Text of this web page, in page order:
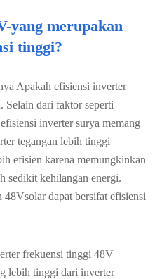
yang merupakan
tinggi?
Apakah efisiensi inverter
Selain dari faktor seperti
inverter surya memang
tegangan lebih tinggi
efisien karena memungkinkan
sedikit kehilangan energi.
dapat bersifat efisiensi
frekuensi tinggi 48V
lebih tinggi dari inverter